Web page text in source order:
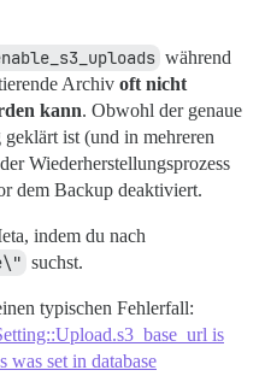
während
Archiv oft nicht
kann. Obwohl der genaue
ist (und in mehreren
Wiederherstellungsprozess
dem Backup deaktiviert.
indem du nach
suchst.
typischen Fehlerfall:
is
was set in database